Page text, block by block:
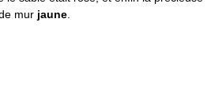
mur jaune